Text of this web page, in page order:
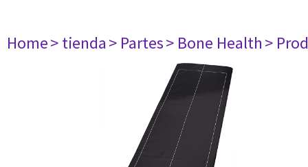
Home> tienda> Partes> Bone Health>